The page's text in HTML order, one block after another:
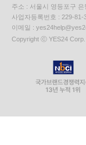
주소 : 서울시 영등포구
사업자등록번호 : 229-
이메일 :
Copyright ⓒ YES24 Corp.